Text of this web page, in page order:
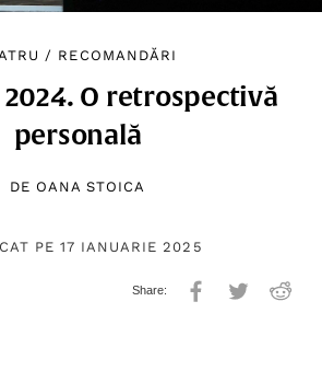
/ RECOMANDĂRI
O retrospectivă
personală
DE OANA STOICA
PE 17 IANUARIE 2025